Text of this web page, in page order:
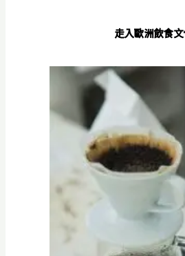
走入歐洲飲食